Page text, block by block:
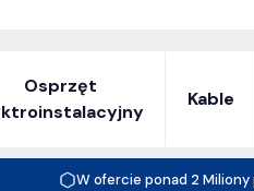
Osprzęt
Kable
W ofercie ponad 2